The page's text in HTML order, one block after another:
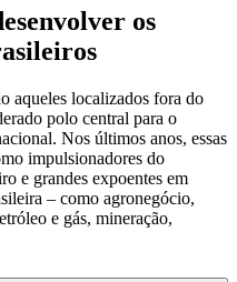
os
aqueles localizados fora do
polo central para o
Nos últimos anos, essas
impulsionadores do
e grandes expoentes em
– como agronegócio,
e gás, mineração,